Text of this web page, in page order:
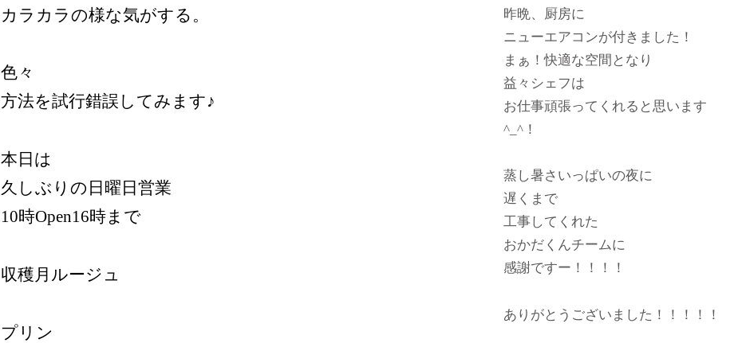
カラカラの様な気がする。
色々
方法を試行錯誤してみます♪
本日は
久しぶりの日曜日営業
10時Open16時まで
収穫月ルージュ
プリン
昨晩、厨房に
ニューエアコンが付きました！
まぁ！快適な空間となり
益々シェフは
お仕事頑張ってくれると思います
^_^！
蒸し暑さいっぱいの夜に
遅くまで
工事してくれた
おかだくんチームに
感謝ですー！！！！
ありがとうございました！！！！！